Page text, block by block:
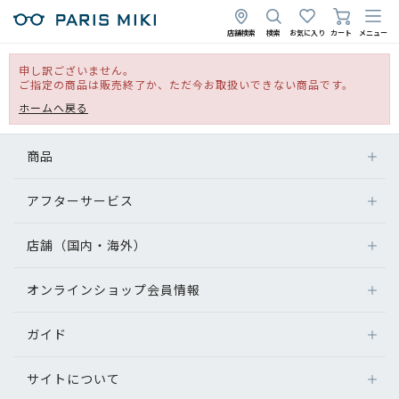
店舗検索 検索 お気に入り カート メニュー
申し訳ございません。
ご指定の商品は販売終了か、ただ今お取扱いできない商品です。
ホームへ戻る
商品
アフターサービス
店舗（国内・海外）
オンラインショップ会員情報
ガイド
サイトについて